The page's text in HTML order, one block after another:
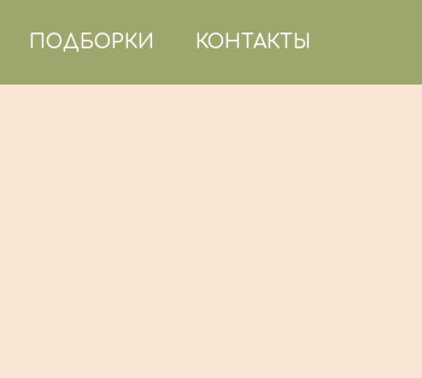
ПОДБОРКИ КОНТАКТЫ